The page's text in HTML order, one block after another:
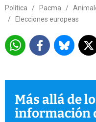
Política
/ Pacma /
/
Elecciones europeas
Más allá de
información